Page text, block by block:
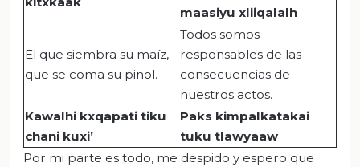
maasiyu xliiqalalh
El que siembra su maíz,
que se coma su pinol.
Todos somos
responsables de las
consecuencias de
nuestros actos.
Kawalhi kxqapati tiku
chani kuxi’
Paks kimpalkatakai
tuku tlawyaaw
Por mi parte es todo, me despido y espero que